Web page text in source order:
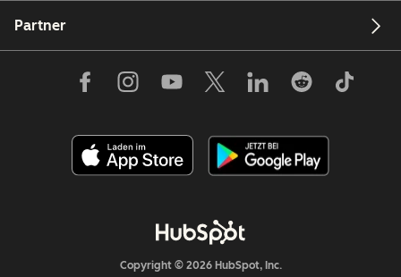
Partner
Copyright © 2026 HubSpot, Inc.